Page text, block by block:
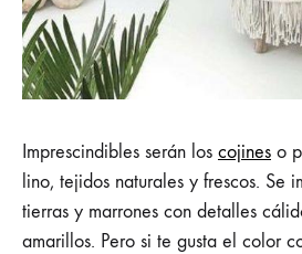
Imprescindibles serán los cojines o
lino, tejidos naturales y frescos. Se
tierras y marrones con detalles
amarillos. Pero si te gusta el color